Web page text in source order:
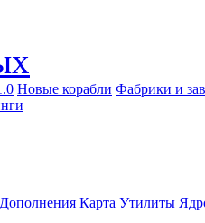
Новые корабли Фабрики и
Дополнения Карта Утилиты